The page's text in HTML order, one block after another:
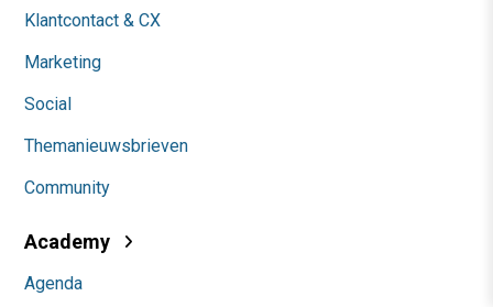
Klantcontact & CX
Marketing
Social
Themanieuwsbrieven
Community
Academy
Agenda